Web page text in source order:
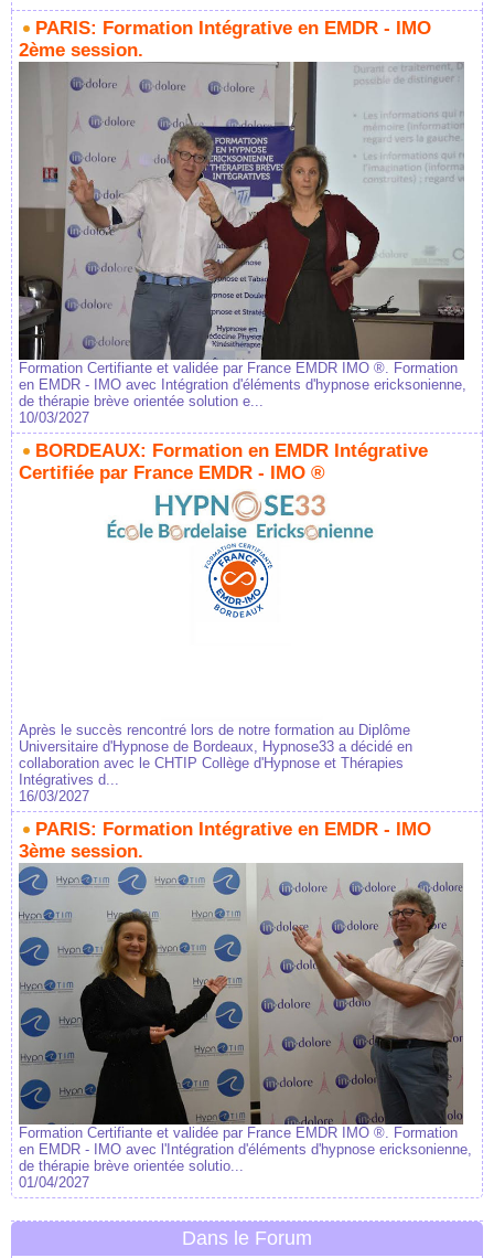
PARIS: Formation Intégrative en EMDR - IMO
2ème session.
Formation Certifiante et validée par France EMDR IMO ®. Formation
en EMDR - IMO avec Intégration d'éléments d'hypnose ericksonienne,
de thérapie brève orientée solution e...
10/03/2027
BORDEAUX: Formation en EMDR Intégrative
Certifiée par France EMDR - IMO ®
Après le succès rencontré lors de notre formation au Diplôme
Universitaire d'Hypnose de Bordeaux, Hypnose33 a décidé en
collaboration avec le CHTIP Collège d'Hypnose et Thérapies
Intégratives d...
16/03/2027
PARIS: Formation Intégrative en EMDR - IMO
3ème session.
Formation Certifiante et validée par France EMDR IMO ®. Formation
en EMDR - IMO avec l'Intégration d'éléments d'hypnose ericksonienne,
de thérapie brève orientée solutio...
01/04/2027
Dans le Forum